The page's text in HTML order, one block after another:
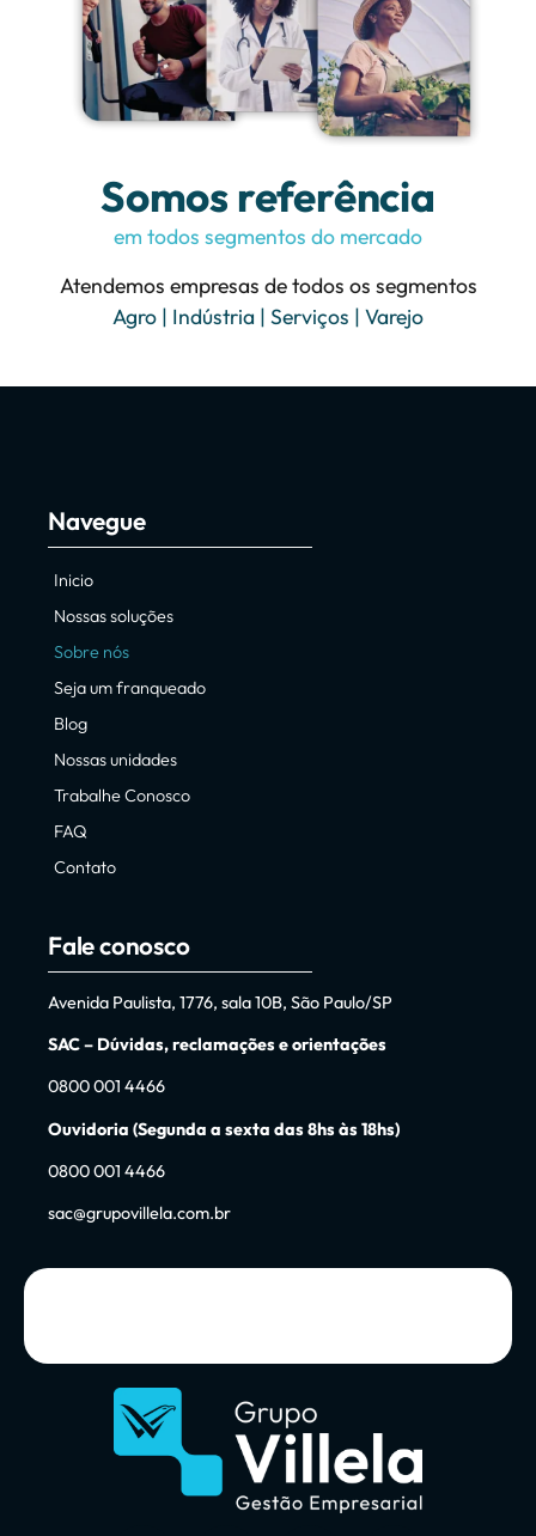
Somos referência
em todos segmentos do mercado
Atendemos empresas de todos os segmentos
Agro | Indústria | Serviços | Varejo
Navegue
Inicio
Nossas soluções
Sobre nós
Seja um franqueado
Blog
Nossas unidades
Trabalhe Conosco
FAQ
Contato
Fale conosco
Avenida Paulista, 1776, sala 10B, São Paulo/SP
SAC – Dúvidas, reclamações e orientações
0800 001 4466
Ouvidoria (Segunda a sexta das 8hs às 18hs)
0800 001 4466
sac@grupovillela.com.br